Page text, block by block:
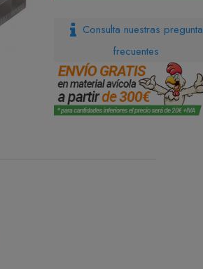
Consulta nuestras
frecuentes